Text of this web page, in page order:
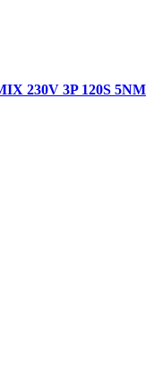
230V 3P 120S 5NM